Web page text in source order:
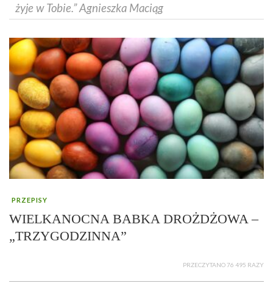
żyje w Tobie.” Agnieszka Maciąg
PRZEPISY
WIELKANOCNA BABKA DROŻDŻOWA –
„TRZYGODZINNA”
PRZECZYTANO 76 495 RAZY